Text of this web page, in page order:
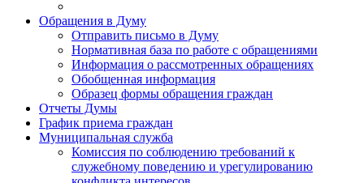
Обращения в Думу
Отправить письмо в Думу
Нормативная база по работе с обращениями
Информация о рассмотренных обращениях
Обобщенная информация
Образец формы обращения граждан
Отчеты Думы
График приема граждан
Муниципальная служба
Комиссия по соблюдению требований к
служебному поведению и урегулированию